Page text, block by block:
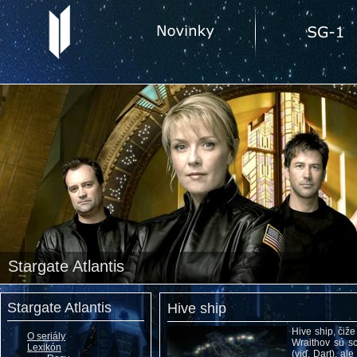
Stargate Atlantis
Stargate Atlantis
O seriály
Lexikón
Hive ship
Hive ship,
Wraithov sú
(viď. Dart),